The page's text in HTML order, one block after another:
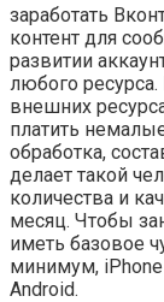
заработать
контент для
развитии
любого ресурса.
внешних
платить
обработка,
делает такой
количества и
месяц. Чтобы
иметь базовое
минимум,
Android.